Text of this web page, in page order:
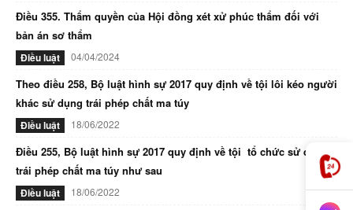
Điều 355. Thẩm quyền của Hội đồng xét xử phúc thẩm đối với
bản án sơ thẩm
Điều luật 04/04/2024
Theo điều 258, Bộ luật hình sự 2017 quy định về tội lôi kéo người
khác sử dụng trái phép chất ma túy
Điều luật 18/06/2022
Điều 255, Bộ luật hình sự 2017 quy định về tội tổ chức sử dụng
trái phép chất ma túy như sau
Điều luật 18/06/2022